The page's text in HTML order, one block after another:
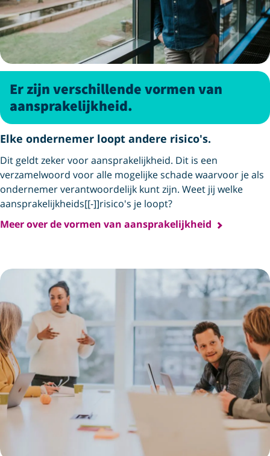
Er zijn verschillende vormen van
aansprakelijkheid.
Elke ondernemer loopt andere risico's.
Dit geldt zeker voor aansprakelijkheid. Dit is een
verzamelwoord voor alle mogelijke schade waarvoor je als
ondernemer verantwoordelijk kunt zijn. Weet jij welke
aansprakelijkheids[[-­]]risico's je loopt?
Meer over de vormen van aansprakelijkheid